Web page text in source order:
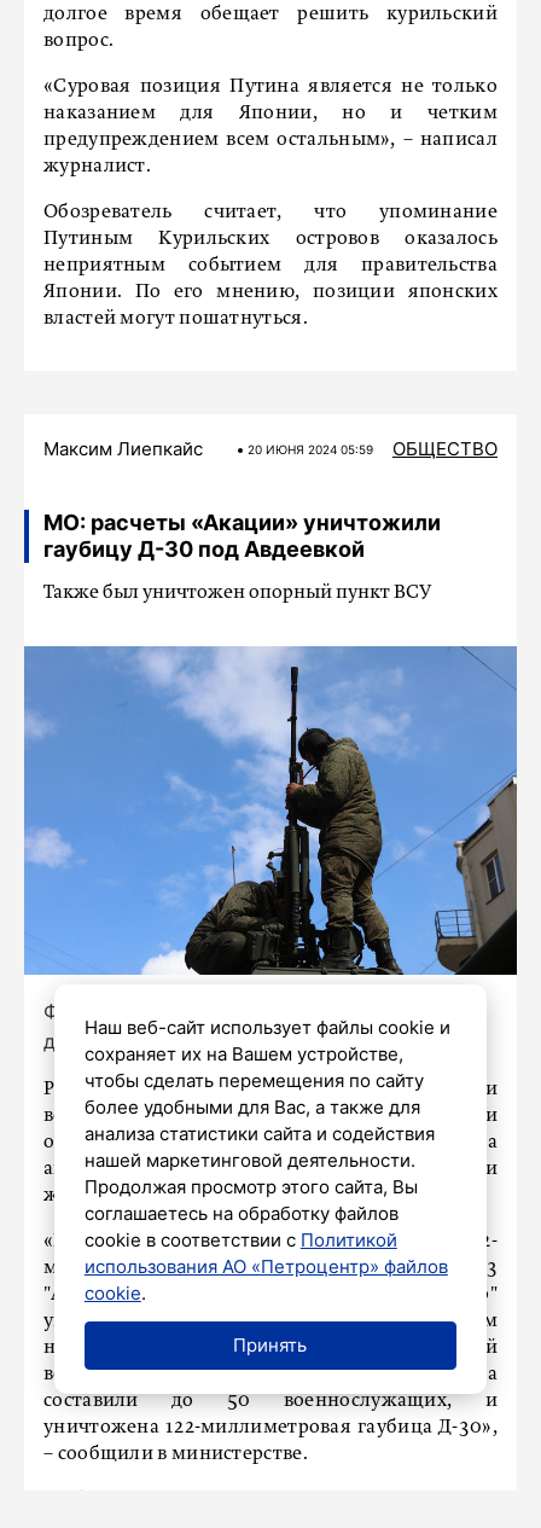
долгое время обещает решить курильский
вопрос.
«Суровая позиция Путина является не только
наказанием для Японии, но и четким
предупреждением всем остальным», – написал
журналист.
Обозреватель считает, что упоминание
Путиным Курильских островов оказалось
неприятным событием для правительства
Японии. По его мнению, позиции японских
властей могут пошатнуться.
Максим Лиепкайс 20 ИЮНЯ 2024 05:59 ОБЩЕСТВО
МО: расчеты «Акации» уничтожили
гаубицу Д-30 под Авдеевкой
Также был уничтожен опорный пункт ВСУ
Фото: Роман Пименов / «Петербургский
дневник»
Расчеты самоходок «Акация» группировки
войск «Центр» ликвидировали гаубицу Д-30 и
опорный пункт украинской армии на
авдеевском направлении, сообщили
журналистам в Министерстве обороны России.
«Военнослужащие расчетов самоходных 152-
миллиметровых артиллерийских установок 2С3
"Акация" группировки войск "Центр"
уничтожили опорный пункт ВСУ на авдеевском
направлении в зоне проведения специальной
военной операции. Потери противника
составили до 50 военнослужащих, и
уничтожена 122-миллиметровая гаубица Д-30»,
– сообщили в министерстве.
Наш веб-сайт использует файлы cookie и
сохраняет их на Вашем устройстве,
чтобы сделать перемещения по сайту
более удобными для Вас, а также для
анализа статистики сайта и содействия
нашей маркетинговой деятельности.
Продолжая просмотр этого сайта, Вы
соглашаетесь на обработку файлов
cookie в соответствии с Политикой
использования АО «Петроцентр» файлов
cookie.
Принять